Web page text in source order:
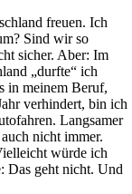
freuen. Ich
Sind wir so
sicher. Aber: Im
„durfte“ ich
in meinem Beruf,
verhindert, bin ich
Langsamer
nicht immer.
würde ich
Das geht nicht. Und